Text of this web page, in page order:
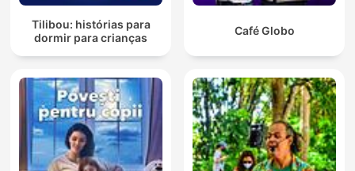
Tilibou: histórias para
dormir para crianças
Café Globo